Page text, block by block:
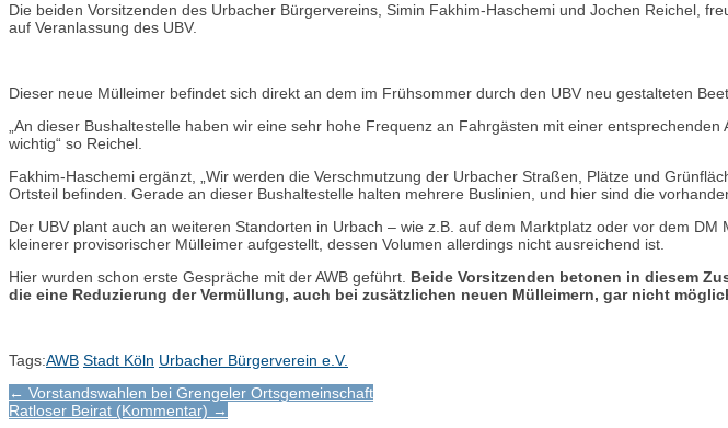
Die beiden Vorsitzenden des Urbacher Bürgervereins, Simin Fakhim-Haschemi und Jochen Reichel,
auf Veranlassung des UBV.
Dieser neue Mülleimer befindet sich direkt an dem im Frühsommer durch den UBV neu gestalteten
„An dieser Bushaltestelle haben wir eine sehr hohe Frequenz an Fahrgästen mit einer
wichtig“ so Reichel.
Fakhim-Haschemi ergänzt, „Wir werden die Verschmutzung der Urbacher Straßen, Plätze und
Ortsteil befinden. Gerade an dieser Bushaltestelle halten mehrere Buslinien, und hier sind die
Der UBV plant auch an weiteren Standorten in Urbach – wie z.B. auf dem Marktplatz oder vor dem
kleinerer provisorischer Mülleimer aufgestellt, dessen Volumen allerdings nicht ausreichend ist.
Hier wurden schon erste Gespräche mit der AWB geführt. Beide Vorsitzenden betonen in diesem
die eine Reduzierung der Vermüllung, auch bei zusätzlichen neuen Mülleimern, gar nicht
Tags:AWB Stadt Köln Urbacher Bürgerverein e.V.
Post
navigation
← Vorstandswahlen bei Grengeler Ortsgemeinschaft
Ratloser Beirat (Kommentar) →